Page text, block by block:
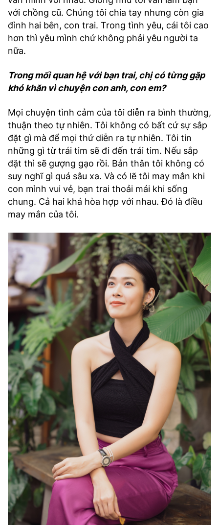
với chồng cũ. Chúng tôi chia tay nhưng còn gia
đình hai bên, con trai. Trong tình yêu, cái tôi cao
hơn thì yêu mình chứ không phải yêu người ta
nữa.
Trong mối quan hệ với bạn trai, chị có từng gặp
khó khăn vì chuyện con anh, con em?
Mọi chuyện tình cảm của tôi diễn ra bình thường,
thuận theo tự nhiên. Tôi không có bất cứ sự sắp
đặt gì mà để mọi thứ diễn ra tự nhiên. Tôi tin
những gì từ trái tim sẽ đi đến trái tim. Nếu sắp
đặt thì sẽ gượng gạo rồi. Bản thân tôi không có
suy nghĩ gì quá sâu xa. Và có lẽ tôi may mắn khi
con mình vui vẻ, bạn trai thoải mái khi sống
chung. Cả hai khá hòa hợp với nhau. Đó là điều
may mắn của tôi.